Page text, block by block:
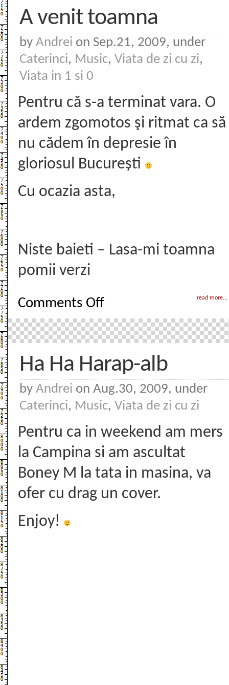
A venit toamna
by Andrei on Sep.21, 2009, under
Caterinci, Music, Viata de zi cu zi,
Viata in 1 si 0
Pentru că s-a terminat vara. O
ardem zgomotos şi ritmat ca să
nu cădem în depresie în
gloriosul București
Cu ocazia asta,
Niste baieti – Lasa-mi toamna
pomii verzi
read more...
Comments Offon
toamna
Ha Ha Harap-alb
by Andrei on Aug.30, 2009, under
Caterinci, Music, Viata de zi cu zi
Pentru ca in weekend am mers
la Campina si am ascultat
Boney M la tata in masina, va
ofer cu drag un cover.
Enjoy!